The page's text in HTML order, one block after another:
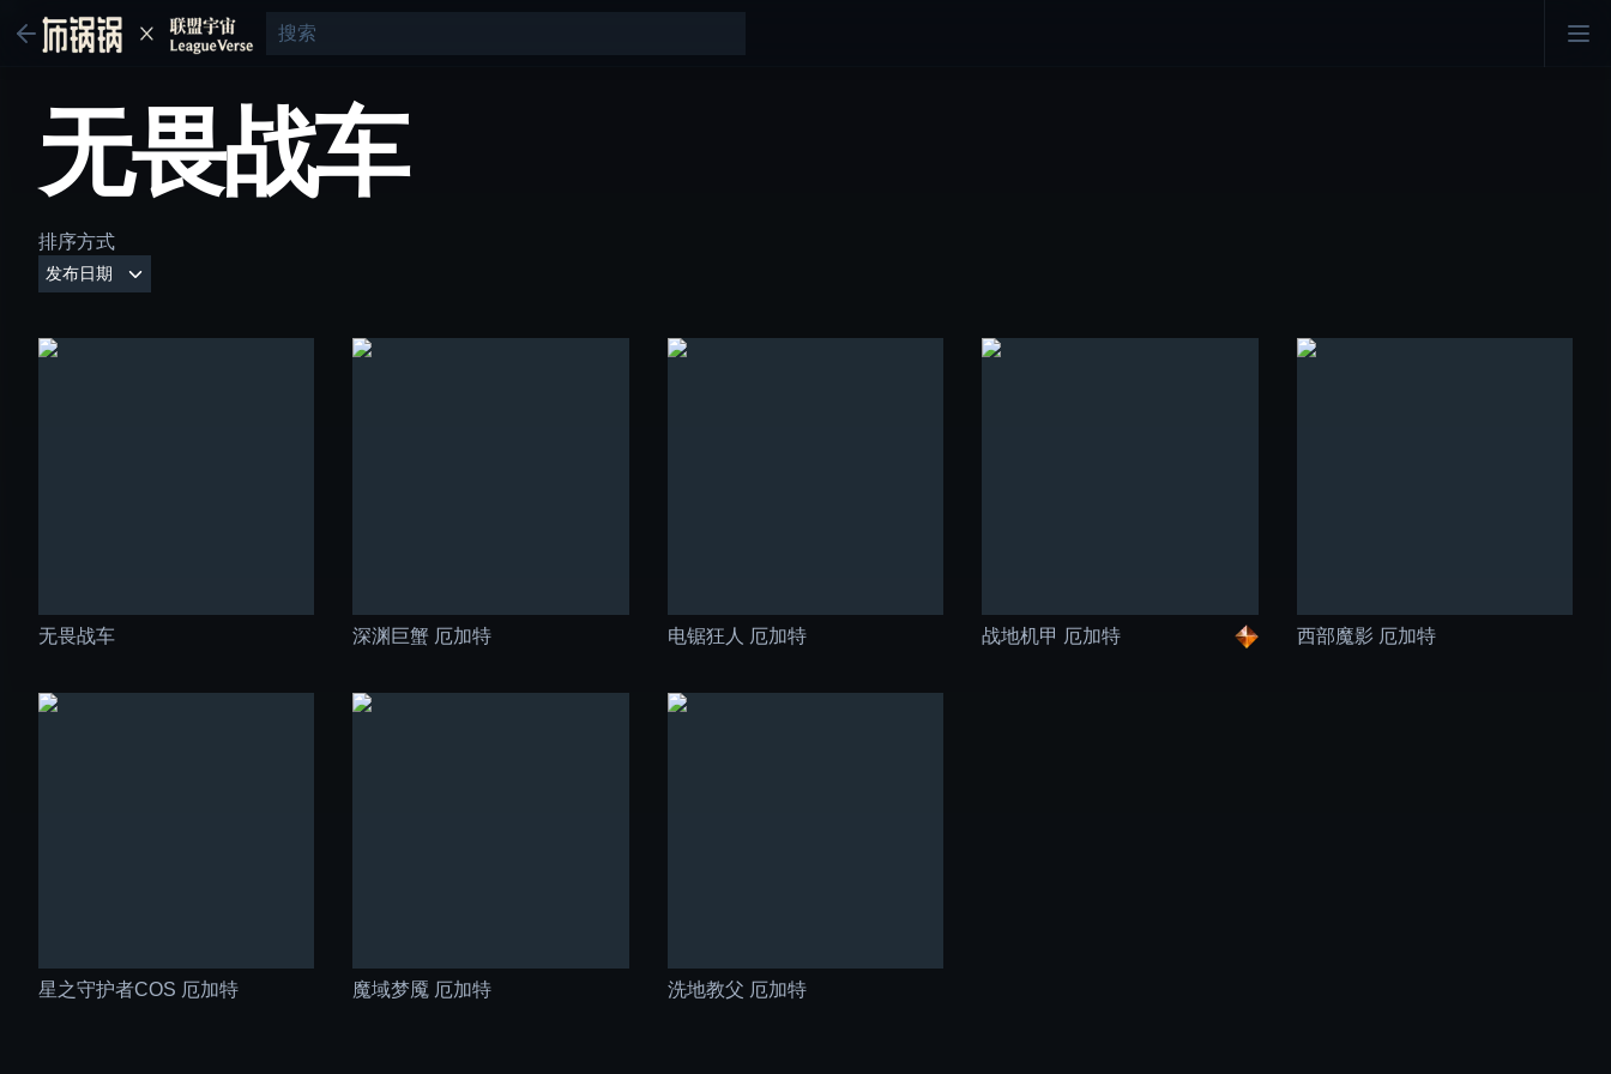
无畏战车
排序方式
无畏战车 深渊巨蟹 厄加特 电锯狂人 厄加特 战地机甲 厄加特 西部魔影 厄加特
星之守护者COS 厄加特 魔域梦魇 厄加特 洗地教父 厄加特